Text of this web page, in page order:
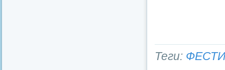
Теги: